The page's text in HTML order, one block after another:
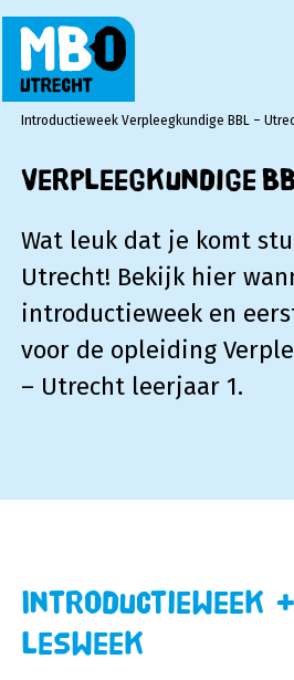
MBO Utrecht
Introductieweek Verpleegkundige BBL –
Verpleegkundige
Wat leuk dat je komt
Utrecht! Bekijk hier
introductieweek en
voor de opleiding
– Utrecht leerjaar 1.
Introductieweek
lesweek